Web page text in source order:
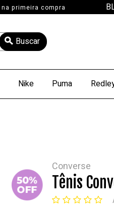
na primeira compra
Nike Puma
Converse
Tênis